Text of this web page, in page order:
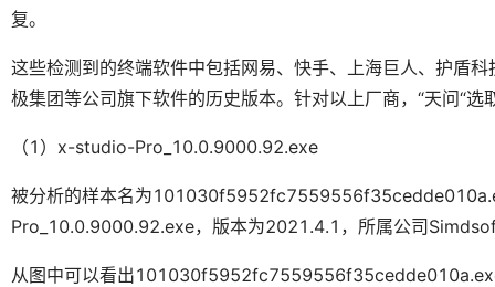
复。
这些检测到的终端软件中包括网易、快手、上海巨人、护盾
极集团等公司旗下软件的历史版本。针对以上厂商，“天问“
（1）x-studio-Pro_10.0.9000.92.exe
被分析的样本名为
Pro_10.0.9000.92.exe，版本为2021.4.1，所属公司
从图中可以看出